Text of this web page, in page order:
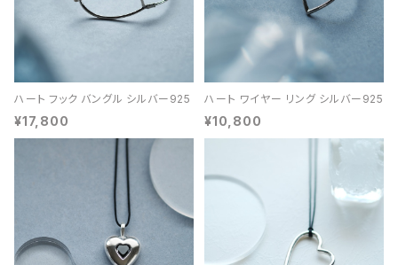
ハート フック バングル シルバー925
¥17,800
ハート ワイヤー リング シルバー925
¥10,800